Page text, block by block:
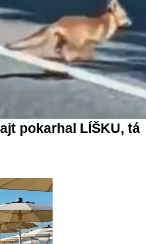
pokarhal LÍŠKU, tá